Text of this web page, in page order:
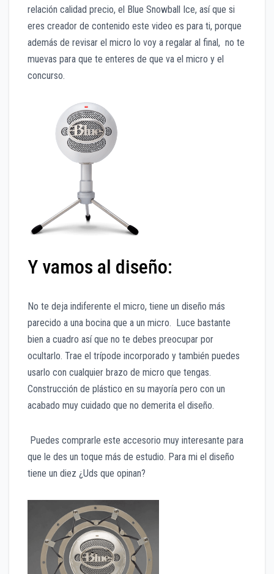
relación calidad precio, el Blue Snowball Ice, así que si
eres creador de contenido este video es para ti, porque
además de revisar el micro lo voy a regalar al final, no te
muevas para que te enteres de que va el micro y el
concurso.
Y vamos al diseño:
No te deja indiferente el micro, tiene un diseño más
parecido a una bocina que a un micro. Luce bastante
bien a cuadro así que no te debes preocupar por
ocultarlo. Trae el trípode incorporado y también puedes
usarlo con cualquier brazo de micro que tengas.
Construcción de plástico en su mayoría pero con un
acabado muy cuidado que no demerita el diseño.
Puedes comprarle este accesorio muy interesante para
que le des un toque más de estudio. Para mi el diseño
tiene un diez ¿Uds que opinan?